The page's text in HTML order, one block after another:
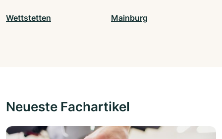
Wettstetten Mainburg
Neueste Fachartikel